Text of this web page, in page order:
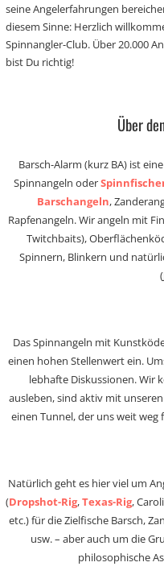
seine Angelerfahrungen
diesem Sinne: Herzlich
Spinnangler-Club. Über 20.000
bist Du richtig!
Über
Barsch-Alarm (kurz BA) ist
Spinnangeln oder
Barschangeln,
Rapfenangeln. Wir angeln mit
Twitchbaits),
Spinnern, Blinkern und
Das Spinnangeln mit
einen hohen Stellenwert ein.
lebhafte Diskussionen. Wir
ausleben, sind aktiv mit
einen Tunnel, der uns weit
Natürlich geht es hier viel um
(Dropshot-Rig,Texas-Rig,
etc.) für die Zielfische Barsch,
usw. – aber auch um die
philosophische